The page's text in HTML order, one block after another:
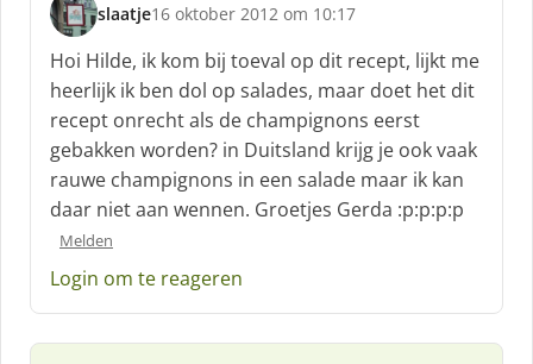
slaatje
s
c
h
r
e
e
f
16 oktober 2012 om 10:17
Hoi Hilde, ik kom bij toeval op dit recept, lijkt me
heerlijk ik ben dol op salades, maar doet het dit
recept onrecht als de champignons eerst
gebakken worden? in Duitsland krijg je ook vaak
rauwe champignons in een salade maar ik kan
daar niet aan wennen. Groetjes Gerda :p:p:p:p
Melden
Login om te reageren